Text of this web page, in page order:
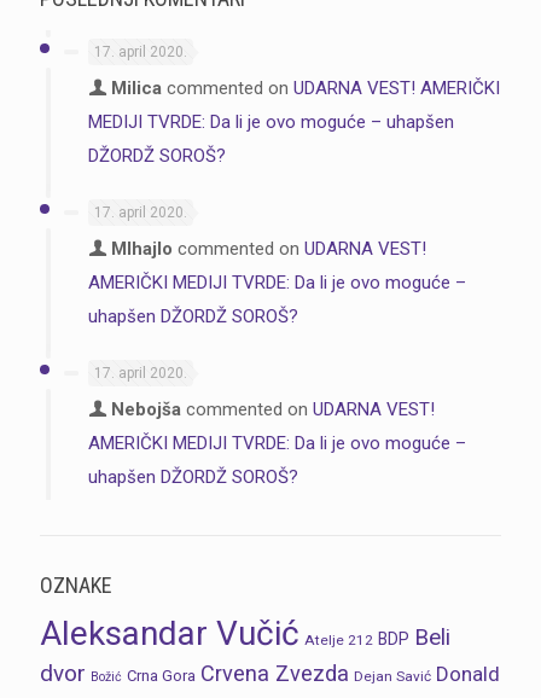
17. april 2020.
Milica commented on UDARNA VEST! AMERIČKI
MEDIJI TVRDE: Da li je ovo moguće – uhapšen
DŽORDŽ SOROŠ?
17. april 2020.
MIhajlo commented on UDARNA VEST!
AMERIČKI MEDIJI TVRDE: Da li je ovo moguće –
uhapšen DŽORDŽ SOROŠ?
17. april 2020.
Nebojša commented on UDARNA VEST!
AMERIČKI MEDIJI TVRDE: Da li je ovo moguće –
uhapšen DŽORDŽ SOROŠ?
OZNAKE
Aleksandar Vučić Atelje 212 BDP Beli
dvor Božić Crna Gora Crvena Zvezda Dejan Savić Donald